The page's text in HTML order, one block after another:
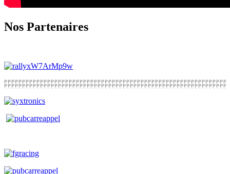
Nos Partenaires